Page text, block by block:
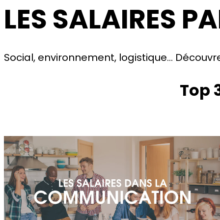
LES SALAIRES
Social, environnement, logistique…
Top